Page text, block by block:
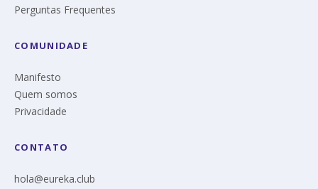
Perguntas Frequentes
COMUNIDADE
Manifesto
Quem somos
Privacidade
CONTATO
hola@eureka.club